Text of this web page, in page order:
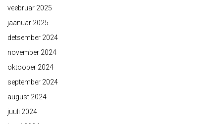
veebruar 2025
jaanuar 2025
detsember 2024
november 2024
oktoober 2024
september 2024
august 2024
juuli 2024